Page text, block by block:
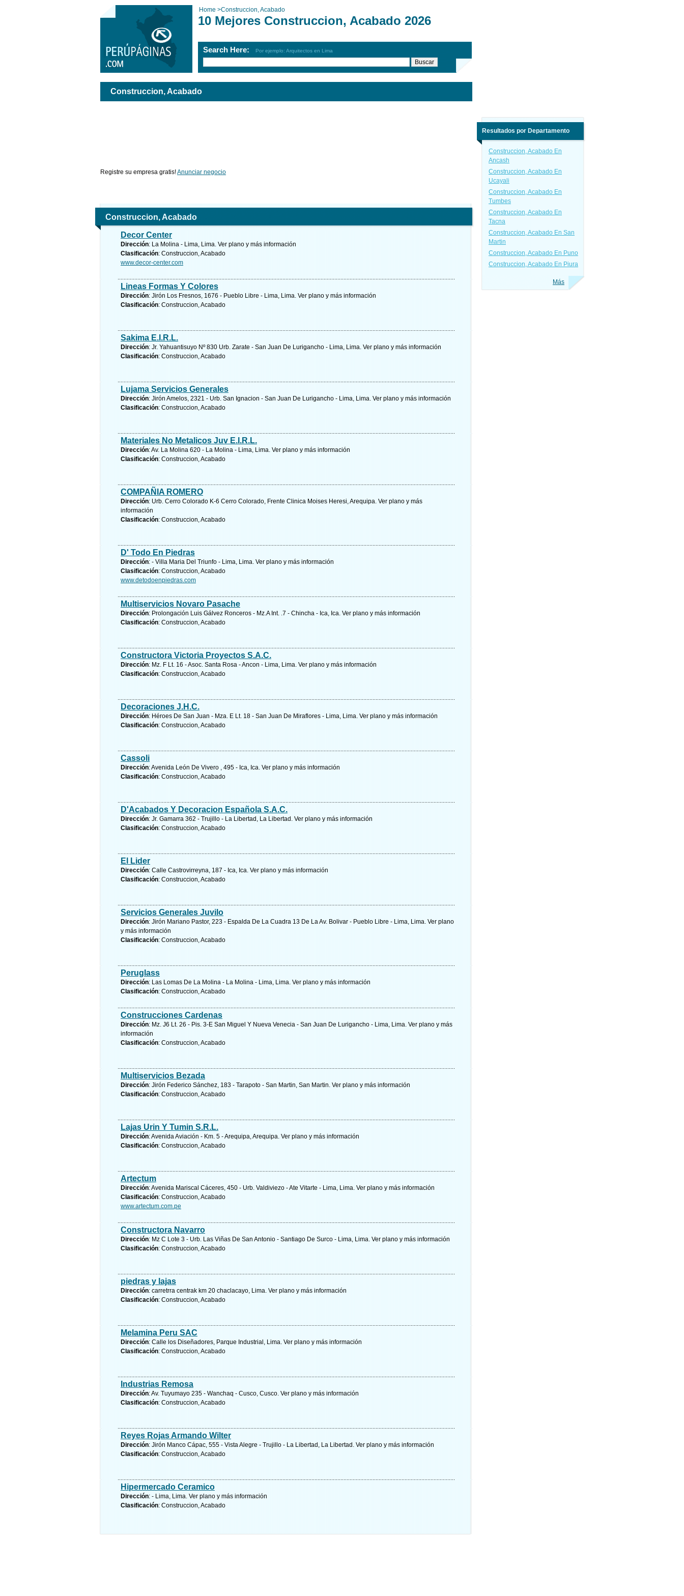
Home >Construccion, Acabado
10 Mejores Construccion, Acabado 2026
Search Here: Por ejemplo: Arquitectos en Lima
Construccion, Acabado
Registre su empresa gratis!Anunciar negocio
Construccion, Acabado
Decor Center
Dirección: La Molina - Lima, Lima. Ver plano y más información
Clasificación: Construccion, Acabado
www.decor-center.com
Lineas Formas Y Colores
Dirección: Jirón Los Fresnos, 1676 - Pueblo Libre - Lima, Lima. Ver plano y más información
Clasificación: Construccion, Acabado
Sakima E.I.R.L.
Dirección: Jr. Yahuantisuyo Nº 830 Urb. Zarate - San Juan De Lurigancho - Lima, Lima. Ver plano y más información
Clasificación: Construccion, Acabado
Lujama Servicios Generales
Dirección: Jirón Amelos, 2321 - Urb. San Ignacion - San Juan De Lurigancho - Lima, Lima. Ver plano y más información
Clasificación: Construccion, Acabado
Materiales No Metalicos Juv E.I.R.L.
Dirección: Av. La Molina 620 - La Molina - Lima, Lima. Ver plano y más información
Clasificación: Construccion, Acabado
COMPAÑIA ROMERO
Dirección: Urb. Cerro Colorado K-6 Cerro Colorado, Frente Clinica Moises Heresi, Arequipa. Ver plano y más
información
Clasificación: Construccion, Acabado
D' Todo En Piedras
Dirección: - Villa Maria Del Triunfo - Lima, Lima. Ver plano y más información
Clasificación: Construccion, Acabado
www.detodoenpiedras.com
Multiservicios Novaro Pasache
Dirección: Prolongación Luis Gálvez Ronceros - Mz.A Int. .7 - Chincha - Ica, Ica. Ver plano y más información
Clasificación: Construccion, Acabado
Constructora Victoria Proyectos S.A.C.
Dirección: Mz. F Lt. 16 - Asoc. Santa Rosa - Ancon - Lima, Lima. Ver plano y más información
Clasificación: Construccion, Acabado
Decoraciones J.H.C.
Dirección: Héroes De San Juan - Mza. E Lt. 18 - San Juan De Miraflores - Lima, Lima. Ver plano y más información
Clasificación: Construccion, Acabado
Cassoli
Dirección: Avenida León De Vivero , 495 - Ica, Ica. Ver plano y más información
Clasificación: Construccion, Acabado
D'Acabados Y Decoracion Española S.A.C.
Dirección: Jr. Gamarra 362 - Trujillo - La Libertad, La Libertad. Ver plano y más información
Clasificación: Construccion, Acabado
El Lider
Dirección: Calle Castrovirreyna, 187 - Ica, Ica. Ver plano y más información
Clasificación: Construccion, Acabado
Servicios Generales Juvilo
Dirección: Jirón Mariano Pastor, 223 - Espalda De La Cuadra 13 De La Av. Bolivar - Pueblo Libre - Lima, Lima. Ver plano
y más información
Clasificación: Construccion, Acabado
Peruglass
Dirección: Las Lomas De La Molina - La Molina - Lima, Lima. Ver plano y más información
Clasificación: Construccion, Acabado
Construcciones Cardenas
Dirección: Mz. J6 Lt. 26 - Pis. 3-E San Miguel Y Nueva Venecia - San Juan De Lurigancho - Lima, Lima. Ver plano y más
información
Clasificación: Construccion, Acabado
Multiservicios Bezada
Dirección: Jirón Federico Sánchez, 183 - Tarapoto - San Martin, San Martin. Ver plano y más información
Clasificación: Construccion, Acabado
Lajas Urin Y Tumin S.R.L.
Dirección: Avenida Aviación - Km. 5 - Arequipa, Arequipa. Ver plano y más información
Clasificación: Construccion, Acabado
Artectum
Dirección: Avenida Mariscal Cáceres, 450 - Urb. Valdiviezo - Ate Vitarte - Lima, Lima. Ver plano y más información
Clasificación: Construccion, Acabado
www.artectum.com.pe
Constructora Navarro
Dirección: Mz C Lote 3 - Urb. Las Viñas De San Antonio - Santiago De Surco - Lima, Lima. Ver plano y más información
Clasificación: Construccion, Acabado
piedras y lajas
Dirección: carretrra centrak km 20 chaclacayo, Lima. Ver plano y más información
Clasificación: Construccion, Acabado
Melamina Peru SAC
Dirección: Calle los Diseñadores, Parque Industrial, Lima. Ver plano y más información
Clasificación: Construccion, Acabado
Industrias Remosa
Dirección: Av. Tuyumayo 235 - Wanchaq - Cusco, Cusco. Ver plano y más información
Clasificación: Construccion, Acabado
Reyes Rojas Armando Wilter
Dirección: Jirón Manco Cápac, 555 - Vista Alegre - Trujillo - La Libertad, La Libertad. Ver plano y más información
Clasificación: Construccion, Acabado
Hipermercado Ceramico
Dirección: - Lima, Lima. Ver plano y más información
Clasificación: Construccion, Acabado
Resultados por Departamento
Construccion, Acabado En
Ancash
Construccion, Acabado En
Ucayali
Construccion, Acabado En
Tumbes
Construccion, Acabado En
Tacna
Construccion, Acabado En San
Martin
Construccion, Acabado En Puno
Construccion, Acabado En Piura
Más